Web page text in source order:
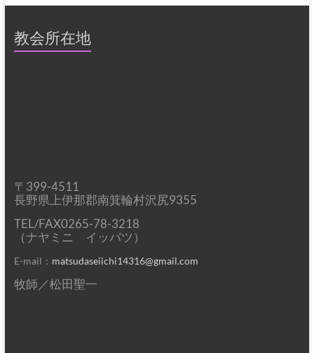
教会所在地
〒399-4511
長野県上伊那郡南箕輪村沢尻9355
TEL/FAX0265-78-3218
（ナヤミニ イッパツ）
E-mail： matsudaseiichi14316@gmail.com
牧師／松田聖一